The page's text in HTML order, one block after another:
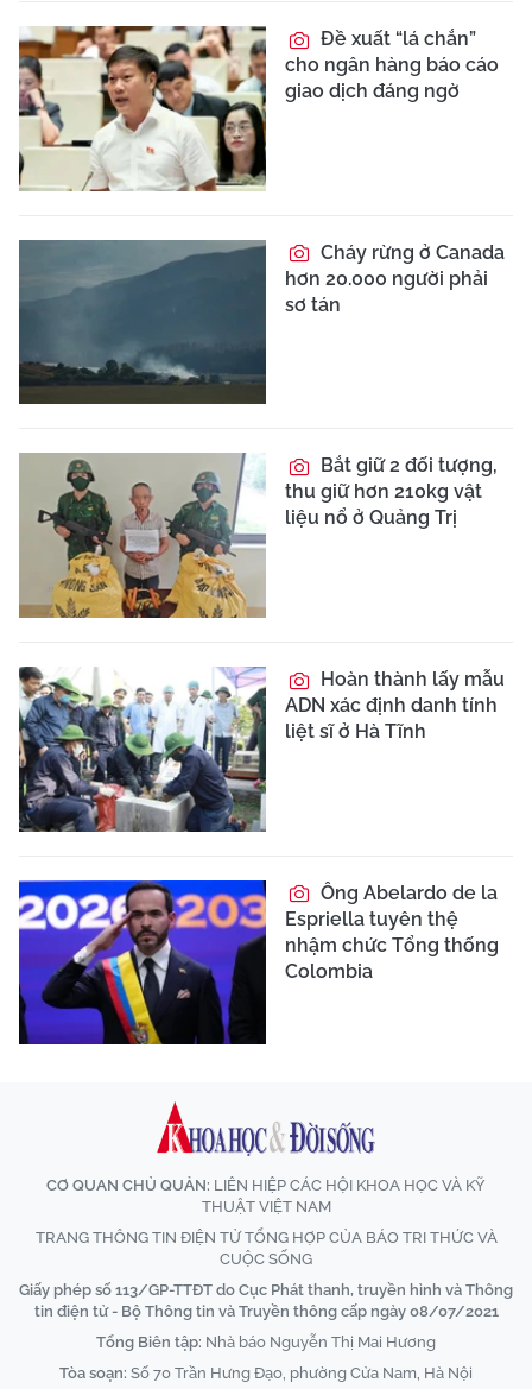
Đề xuất “lá chắn”
cho ngân hàng báo cáo
giao dịch đáng ngờ
Cháy rừng ở Canada
hơn 20.000 người phải
sơ tán
Bắt giữ 2 đối tượng,
thu giữ hơn 210kg vật
liệu nổ ở Quảng Trị
Hoàn thành lấy mẫu
ADN xác định danh tính
liệt sĩ ở Hà Tĩnh
Ông Abelardo de la
Espriella tuyên thệ
nhậm chức Tổng thống
Colombia
CƠ QUAN CHỦ QUẢN: LIÊN HIỆP CÁC HỘI KHOA HỌC VÀ KỸ
THUẬT VIỆT NAM
TRANG THÔNG TIN ĐIỆN TỬ TỔNG HỢP CỦA BÁO TRI THỨC VÀ
CUỘC SỐNG
Giấy phép số 113/GP-TTĐT do Cục Phát thanh, truyền hình và Thông
tin điện tử - Bộ Thông tin và Truyền thông cấp ngày 08/07/2021
Tổng Biên tập: Nhà báo Nguyễn Thị Mai Hương
Tòa soạn: Số 70 Trần Hưng Đạo, phường Cửa Nam, Hà Nội